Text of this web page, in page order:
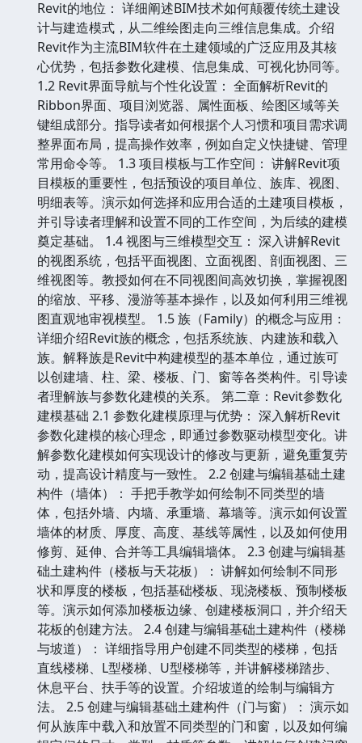
Revit的地位： 详细阐述BIM技术如何颠覆传统土建设
计与建造模式，从二维绘图走向三维信息集成。介绍
Revit作为主流BIM软件在土建领域的广泛应用及其核
心优势，包括参数化建模、信息集成、可视化协同等。
1.2 Revit界面导航与个性化设置： 全面解析Revit的
Ribbon界面、项目浏览器、属性面板、绘图区域等关
键组成部分。指导读者如何根据个人习惯和项目需求调
整界面布局，提高操作效率，例如自定义快捷键、管理
常用命令等。 1.3 项目模板与工作空间： 讲解Revit项
目模板的重要性，包括预设的项目单位、族库、视图、
明细表等。演示如何选择和应用合适的土建项目模板，
并引导读者理解和设置不同的工作空间，为后续的建模
奠定基础。 1.4 视图与三维模型交互： 深入讲解Revit
的视图系统，包括平面视图、立面视图、剖面视图、三
维视图等。教授如何在不同视图间高效切换，掌握视图
的缩放、平移、漫游等基本操作，以及如何利用三维视
图直观地审视模型。 1.5 族（Family）的概念与应用：
详细介绍Revit族的概念，包括系统族、内建族和载入
族。解释族是Revit中构建模型的基本单位，通过族可
以创建墙、柱、梁、楼板、门、窗等各类构件。引导读
者理解族与参数化建模的关系。 第二章：Revit参数化
建模基础 2.1 参数化建模原理与优势： 深入解析Revit
参数化建模的核心理念，即通过参数驱动模型变化。讲
解参数化建模如何实现设计的修改与更新，避免重复劳
动，提高设计精度与一致性。 2.2 创建与编辑基础土建
构件（墙体）： 手把手教学如何绘制不同类型的墙
体，包括外墙、内墙、承重墙、幕墙等。演示如何设置
墙体的材质、厚度、高度、基线等属性，以及如何使用
修剪、延伸、合并等工具编辑墙体。 2.3 创建与编辑基
础土建构件（楼板与天花板）： 讲解如何绘制不同形
状和厚度的楼板，包括基础楼板、现浇楼板、预制楼板
等。演示如何添加楼板边缘、创建楼板洞口，并介绍天
花板的创建方法。 2.4 创建与编辑基础土建构件（楼梯
与坡道）： 详细指导用户创建不同类型的楼梯，包括
直线楼梯、L型楼梯、U型楼梯等，并讲解楼梯踏步、
休息平台、扶手等的设置。介绍坡道的绘制与编辑方
法。 2.5 创建与编辑基础土建构件（门与窗）： 演示如
何从族库中载入和放置不同类型的门和窗，以及如何编